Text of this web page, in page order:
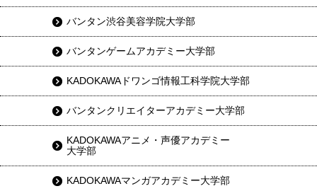
バンタン渋谷美容学院大学部
バンタンゲームアカデミー大学部
KADOKAWAドワンゴ情報工科学院大学部
バンタンクリエイターアカデミー大学部
KADOKAWAアニメ・声優アカデミー
大学部
KADOKAWAマンガアカデミー大学部